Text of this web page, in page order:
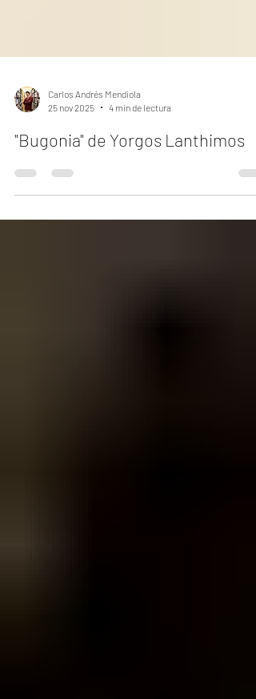
Carlos Andrés Mendiola
25 nov 2025
4 min de lectura
"Bugonia" de Yorgos Lanthimos